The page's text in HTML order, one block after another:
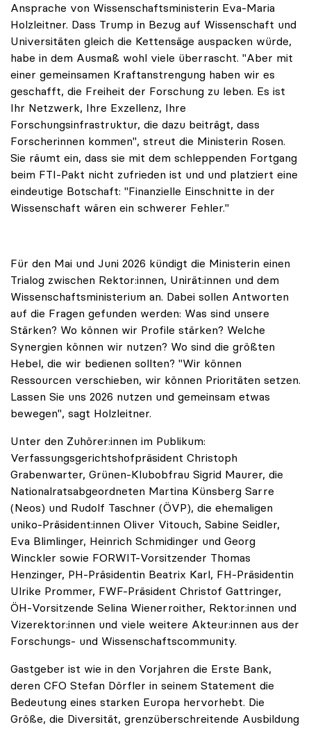
Ansprache von Wissenschaftsministerin Eva-Maria
Holzleitner. Dass Trump in Bezug auf Wissenschaft und
Universitäten gleich die Kettensäge auspacken würde,
habe in dem Ausmaß wohl viele überrascht. "Aber mit
einer gemeinsamen Kraftanstrengung haben wir es
geschafft, die Freiheit der Forschung zu leben. Es ist
Ihr Netzwerk, Ihre Exzellenz, Ihre
Forschungsinfrastruktur, die dazu beiträgt, dass
Forscherinnen kommen", streut die Ministerin Rosen.
Sie räumt ein, dass sie mit dem schleppenden Fortgang
beim FTI-Pakt nicht zufrieden ist und und platziert eine
eindeutige Botschaft: "Finanzielle Einschnitte in der
Wissenschaft wären ein schwerer Fehler."
Für den Mai und Juni 2026 kündigt die Ministerin einen
Trialog zwischen Rektor:innen, Unirät:innen und dem
Wissenschaftsministerium an. Dabei sollen Antworten
auf die Fragen gefunden werden: Was sind unsere
Stärken? Wo können wir Profile stärken? Welche
Synergien können wir nutzen? Wo sind die größten
Hebel, die wir bedienen sollten? "Wir können
Ressourcen verschieben, wir können Prioritäten setzen.
Lassen Sie uns 2026 nutzen und gemeinsam etwas
bewegen", sagt Holzleitner.
Unter den Zuhörer:innen im Publikum:
Verfassungsgerichtshofpräsident Christoph
Grabenwarter, Grünen-Klubobfrau Sigrid Maurer, die
Nationalratsabgeordneten Martina Künsberg Sarre
(Neos) und Rudolf Taschner (ÖVP), die ehemaligen
uniko-Präsident:innen Oliver Vitouch, Sabine Seidler,
Eva Blimlinger, Heinrich Schmidinger und Georg
Winckler sowie FORWIT-Vorsitzender Thomas
Henzinger, PH-Präsidentin Beatrix Karl, FH-Präsidentin
Ulrike Prommer, FWF-Präsident Christof Gattringer,
ÖH-Vorsitzende Selina Wienerroither, Rektor:innen und
Vizerektor:innen und viele weitere Akteur:innen aus der
Forschungs- und Wissenschaftscommunity.
Gastgeber ist wie in den Vorjahren die Erste Bank,
deren CFO Stefan Dörfler in seinem Statement die
Bedeutung eines starken Europa hervorhebt. Die
Größe, die Diversität, grenzüberschreitende Ausbildung